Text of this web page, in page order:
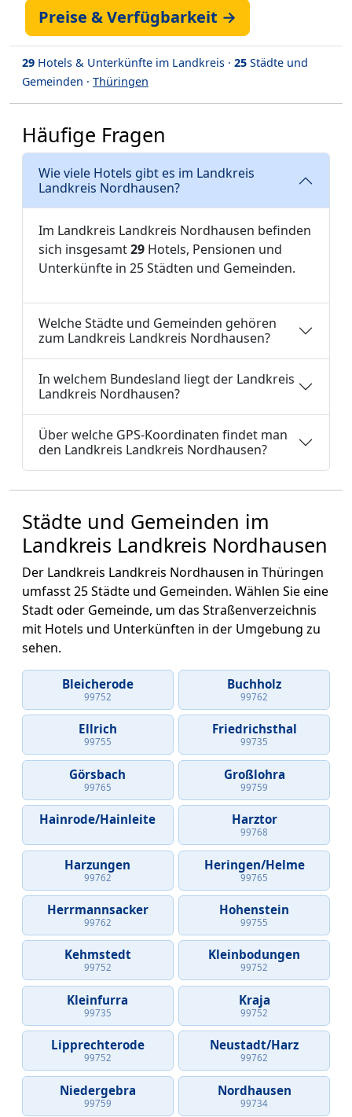
Preise & Verfügbarkeit →
29 Hotels & Unterkünfte im Landkreis · 25 Städte und
Gemeinden · Thüringen
Häufige Fragen
Wie viele Hotels gibt es im Landkreis
Landkreis Nordhausen?
Im Landkreis Landkreis Nordhausen befinden
sich insgesamt29 Hotels, Pensionen und
Unterkünfte in 25 Städten und Gemeinden.
Welche Städte und Gemeinden gehören
zum Landkreis Landkreis Nordhausen?
In welchem Bundesland liegt der Landkreis
Landkreis Nordhausen?
Über welche GPS-Koordinaten findet man
den Landkreis Landkreis Nordhausen?
Städte und Gemeinden im
Landkreis Landkreis Nordhausen
Der Landkreis Landkreis Nordhausen in Thüringen
umfasst 25 Städte und Gemeinden. Wählen Sie eine
Stadt oder Gemeinde, um das Straßenverzeichnis
mit Hotels und Unterkünften in der Umgebung zu
sehen.
Bleicherode
99752
Buchholz
99762
Ellrich
99755
Friedrichsthal
99735
Görsbach
99765
Großlohra
99759
Hainrode/Hainleite Harztor
99768
Harzungen
99762
Heringen/Helme
99765
Herrmannsacker
99762
Hohenstein
99755
Kehmstedt
99752
Kleinbodungen
99752
Kleinfurra
99735
Kraja
99752
Lipprechterode
99752
Neustadt/Harz
99762
Niedergebra
99759
Nordhausen
99734